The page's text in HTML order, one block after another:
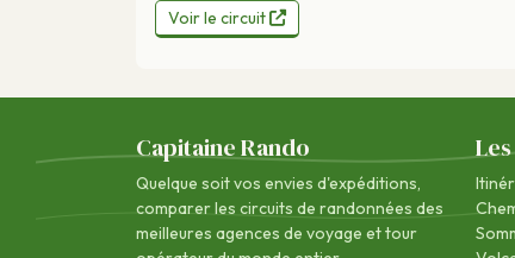
Voir le circuit
Capitaine Rando
Quelque soit vos envies d'expéditions,
comparer les circuits de randonnées des
meilleures agences de voyage et tour